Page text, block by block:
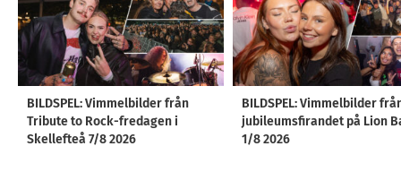
BILDSPEL: Vimmelbilder från
Tribute to Rock-fredagen i
Skellefteå 7/8 2026
BILDSPEL: Vimmelbilder
jubileumsfirandet på Lion
1/8 2026